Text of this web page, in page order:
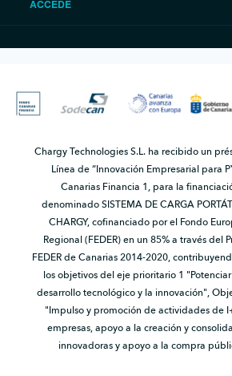
ACCEDE
Chargy Technologies S.L. ha recibido un
Línea de “Innovación Empresarial para
Canarias Financia 1, para la
denominado SISTEMA DE CARGA
CHARGY, cofinanciado por el Fondo
Regional (FEDER) en un 85% a través del
FEDER de Canarias 2014-2020,
los objetivos del eje prioritario 1
desarrollo tecnológico y la innovación",
"Impulso y promoción de actividades de
empresas, apoyo a la creación y
innovadoras y apoyo a la compra